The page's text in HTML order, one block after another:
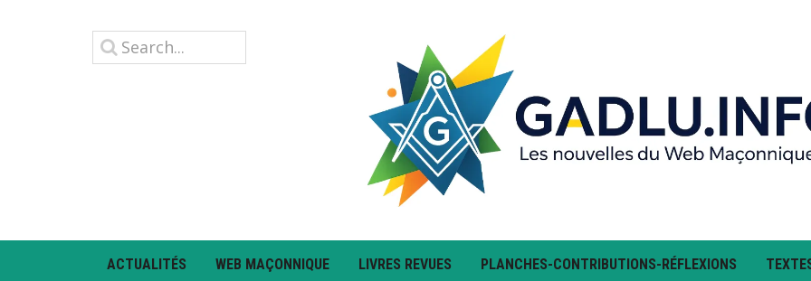
ACTUALITÉS WEB MAÇONNIQUE LIVRES REVUES PLANCHES-CONTRIBUTIONS-RÉFLEXIONS